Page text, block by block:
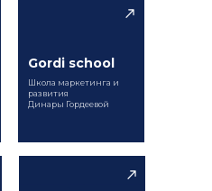
Gordi school
Школа маркетинга и
развития
Динары Гордеевой